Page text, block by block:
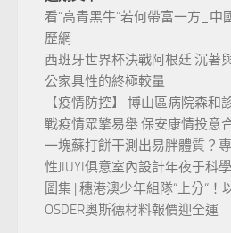
看“高青黑牛”若何帶富一方_中
歷網
西班牙世界杯決戰阿根廷 沉著
公家具性的終極較量
【疫情防控】 博山區病院森和
戰疫情眾擎易舉 保安康情投意
一塊蘇打餅干測出易胖體質？
性JIUYI俱意室內設計年夜于科
圖集 | 穗港澳少年組隊“上分“！
OSDER奧斯德材料報價迎全運